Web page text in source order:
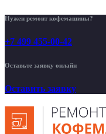
Нужен ремонт кофемашины?
+7 499 455-00-42
Оставьте заявку онлайн
Оставить заявку